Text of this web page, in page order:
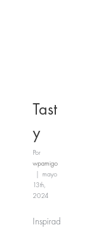
Tast
y
Por
wpamigo
| mayo
13th,
2024
Inspirad